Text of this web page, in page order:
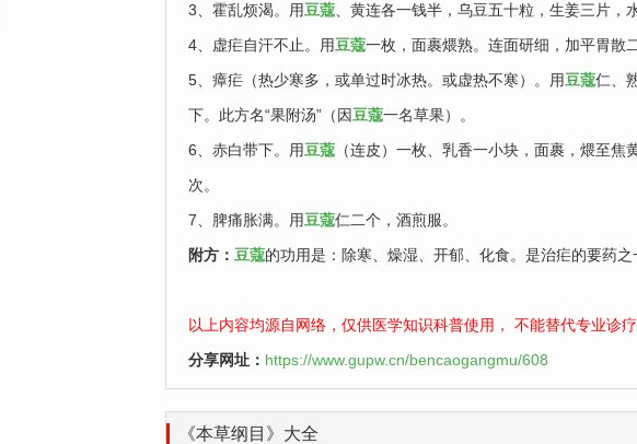
3、霍乱烦渴。用豆蔻 、黄连各一钱半，乌豆五十粒，生姜三片，
4、虚疟自汗不止。用豆蔻一枚，面裹煨熟。连面研细，加平胃散
5、瘴疟（热少寒多，或单过时冰热。或虚热不寒）。用豆蔻仁、
下。此方名“果附汤”（因豆蔻一名草果）。
6、赤白带下。用豆蔻 （连皮）一枚、乳香一小块，面裹，煨至
次。
7、脾痛胀满。用豆蔻仁二个，酒煎服。
附方： 豆蔻的功用是：除寒、燥湿、开郁、化食。是治疟的要药
以上内容均源自网络，仅供医学知识科普使用， 不能替代专业诊
分享网址： https://www.gupw.cn/bencaogangmu/608
《本草纲目》大全